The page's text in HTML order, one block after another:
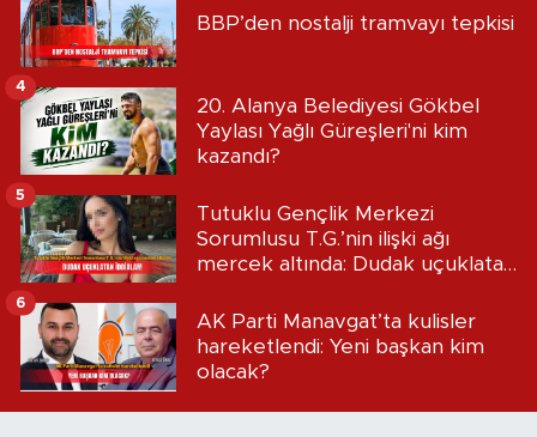
BBP’den nostalji tramvayı tepkisi
20. Alanya Belediyesi Gökbel
Yaylası Yağlı Güreşleri'ni kim
kazandı?
4
Tutuklu Gençlik Merkezi
Sorumlusu T.G.’nin ilişki ağı
mercek altında: Dudak uçuklatan
5
AK Parti Manavgat’ta kulisler
hareketlendi: Yeni başkan kim
olacak?
6